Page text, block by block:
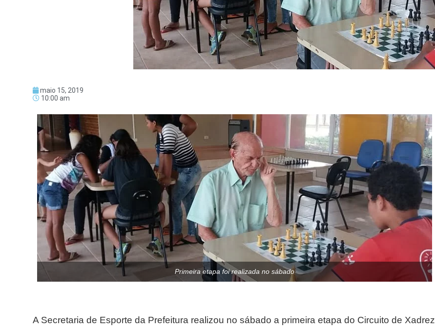
maio 15, 2019
10:00 am
Primeira etapa foi realizada no sábado
A Secretaria de Esporte da Prefeitura realizou no sábado a primeira etapa do Circuito de Xadrez